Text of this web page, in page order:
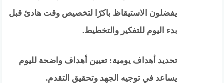
يفضلون الاستيقاظ باكرًا لتخصيص وقت هادئ قبل
بدء اليوم للتفكير والتخطيط.
تحديد أهداف يومية: تعيين أهداف واضحة لليوم
يساعد في توجيه الجهد وتحقيق التقدم.